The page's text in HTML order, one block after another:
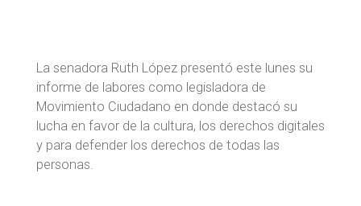
La senadora Ruth López presentó este lunes su
informe de labores como legisladora de
Movimiento Ciudadano en donde destacó su
lucha en favor de la cultura, los derechos digitales
y para defender los derechos de todas las
personas.